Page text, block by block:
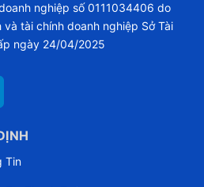
nghiệp số 0111034406 do
tài chính doanh nghiệp Sở Tài
ngày 24/04/2025
Tin